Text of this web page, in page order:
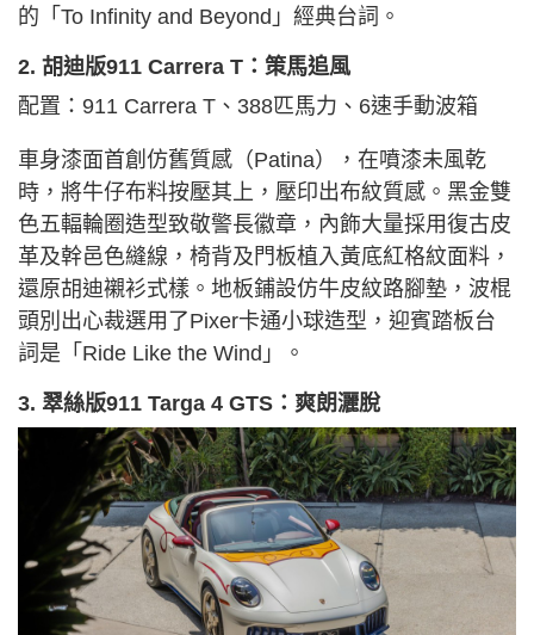
的「To Infinity and Beyond」經典台詞。
2. 胡迪版911 Carrera T：策馬追風
配置：911 Carrera T、388匹馬力、6速手動波箱
車身漆面首創仿舊質感（Patina），在噴漆未風乾
時，將牛仔布料按壓其上，壓印出布紋質感。黑金雙
色五輻輪圈造型致敬警長徽章，內飾大量採用復古皮
革及幹邑色縫線，椅背及門板植入黃底紅格紋面料，
還原胡迪襯衫式樣。地板鋪設仿牛皮紋路腳墊，波棍
頭別出心裁選用了Pixer卡通小球造型，迎賓踏板台
詞是「Ride Like the Wind」。
3. 翠絲版911 Targa 4 GTS：爽朗灑脫